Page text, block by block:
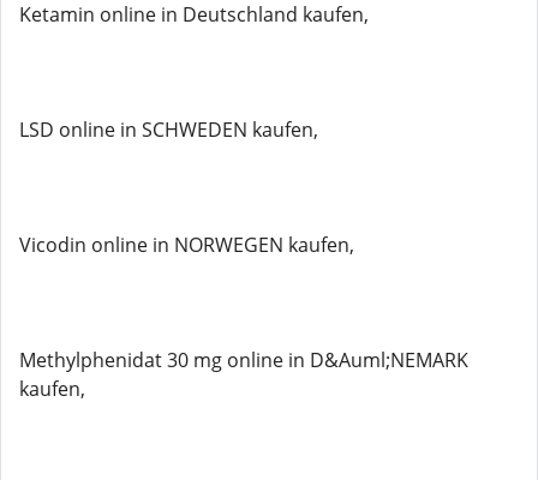
Ketamin online in Deutschland kaufen,
LSD online in SCHWEDEN kaufen,
Vicodin online in NORWEGEN kaufen,
Methylphenidat 30 mg online in D&Auml;NEMARK
kaufen,